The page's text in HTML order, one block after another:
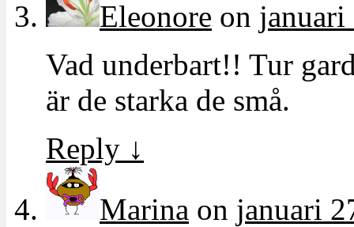
Eleonore on januari
Vad underbart!! Tur
är de starka de små.
Reply ↓
Marina on januari